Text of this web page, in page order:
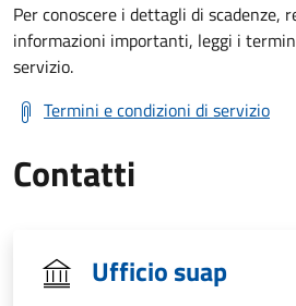
Per conoscere i dettagli di scadenze,
informazioni importanti, leggi i
servizio.
Termini e condizioni di servizio
Contatti
Ufficio suap